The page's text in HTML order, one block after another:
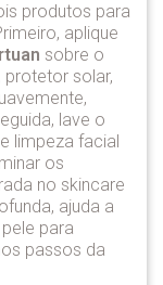
produtos para
aplique
sobre o
solar,
lave o
limpeza facial
os
no skincare
ajuda a
para
passos da